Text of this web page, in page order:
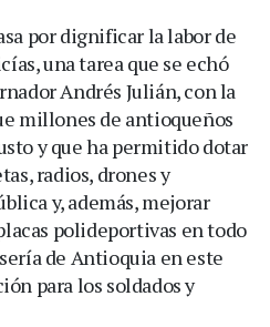
por dignificar la labor de
una tarea que se echó
Andrés Julián, con la
millones de antioqueños
y que ha permitido dotar
radios, drones y
y, además, mejorar
polideportivas en todo
de Antioquia en este
para los soldados y